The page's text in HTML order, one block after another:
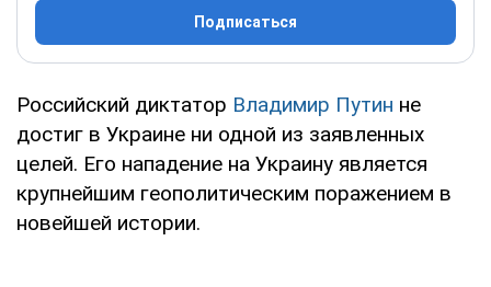
Подписаться
Российский диктатор Владимир Путин не
достиг в Украине ни одной из заявленных
целей. Его нападение на Украину является
крупнейшим геополитическим поражением в
новейшей истории.